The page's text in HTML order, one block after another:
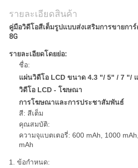
รายละเอียดสินค้า
คู่มือวิดีโอสีเต็มรูปแบบส่งเสริมการขายการ์
8G
รายละเอียดโดยย่อ:
ชื่อ:
แผ่นวิดีโอ LCD ขนาด 4.3 "/ 5" / 7 "/
วิดีโอ LCD - โฆษณา
การโฆษณาและการประชาสัมพันธ์
สี: สีเต็ม
คุณสมบัติ:
ความจุแบตเตอรี่: 600 mAh, 1000
mAh
1. ข้อกำหนด: